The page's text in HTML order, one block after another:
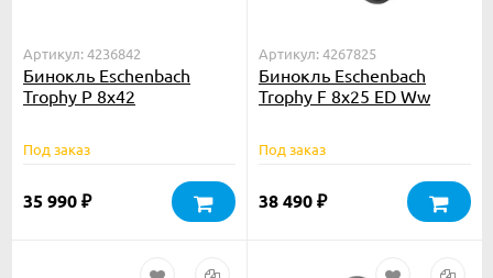
Артикул: 4236842
Бинокль Eschenbach
Trophy P 8x42
Под заказ
35 990 ₽
Артикул: 4267825
Бинокль Eschenbach
Trophy F 8x25 ED Ww
Под заказ
38 490 ₽